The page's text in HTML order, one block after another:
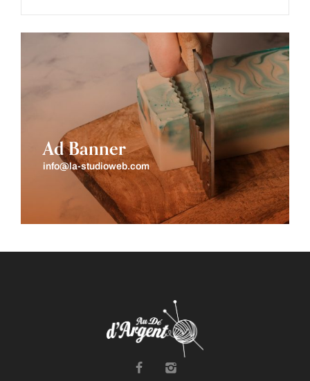
Ad Banner
info@la-studioweb.com